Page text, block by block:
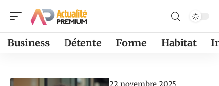
Business Détente Forme Habitat
22 novembre 2025